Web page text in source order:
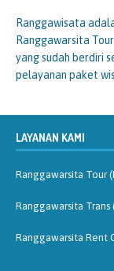
Ranggawisata
Ranggawarsita
yang sudah berdiri
pelayanan paket
LAYANAN KAMI
Ranggawarsita Tour
Ranggawarsita Trans
Ranggawarsita Rent